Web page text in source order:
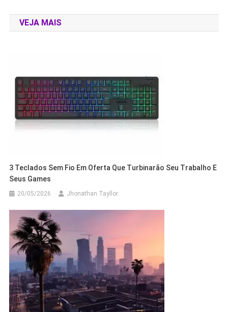
de
Post
VEJA MAIS
3 Teclados Sem Fio Em Oferta Que Turbinarão Seu Trabalho E
Seus Games
20/05/2026 Jhonathan Tayllor